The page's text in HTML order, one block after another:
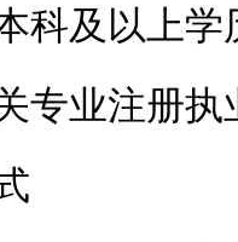
科及以上学
专业注册